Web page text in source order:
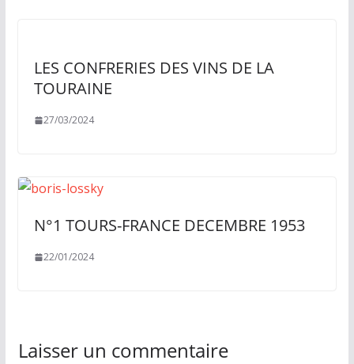
LES CONFRERIES DES VINS DE LA
TOURAINE
27/03/2024
N°1 TOURS-FRANCE DECEMBRE 1953
22/01/2024
Laisser un commentaire